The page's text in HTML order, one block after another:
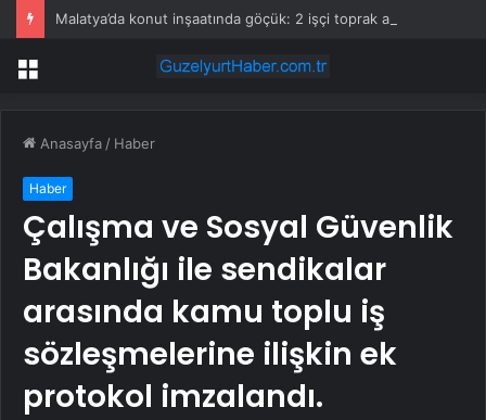
Menü
Anasayfa / Haber
Haber
Çalışma ve Sosyal Güvenlik
Bakanlığı ile sendikalar
arasında kamu toplu iş
sözleşmelerine ilişkin ek
protokol imzalandı.